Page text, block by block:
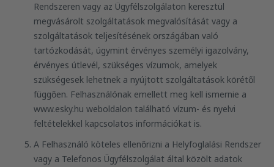
Rendszeren vagy az Ügyfélszolgálaton keresztül
megvásárolt szolgáltatások megvalósítását vagy a
szolgáltatások teljesítésének országában való
tartózkodását, úgymint érvényes személyi igazolvány,
érvényes útlevél, szükséges vízumok, amelyek
szükségesek lehetnek a nyújtott szolgáltatások körétől
függően. Felhasználónak emellett meg kell ismernie a
www.esky.hu weboldalon található vízum- és nyelvi
feltételekkel kapcsolatos információkat is.
A Felhasználó köteles ellenőrizni a Helyfoglalási Rendszer
vagy a Telefonos Ügyfélszolgálat által közölt adatok